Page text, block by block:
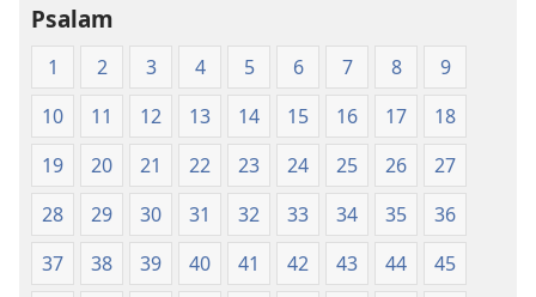
korice)
Psalam
1 2 3 4 5 6 7 8
9
10
11 12 13 14 15 16 17
18
19
20 21 22 23 24 25 26
27
28
29 30 31 32 33 34 35
36
37
38 39 40 41 42 43 44
45